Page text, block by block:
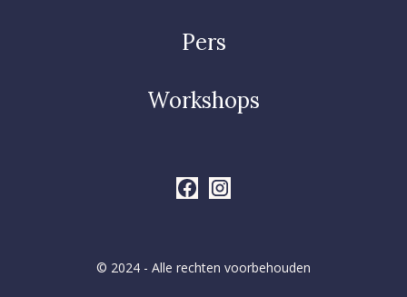
Pers
Workshops
© 2024 - Alle rechten voorbehouden